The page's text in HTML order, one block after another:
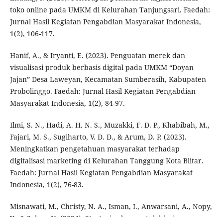
toko online pada UMKM di Kelurahan Tanjungsari. Faedah:
Jurnal Hasil Kegiatan Pengabdian Masyarakat Indonesia,
1(2), 106-117.
Hanif, A., & Iryanti, E. (2023). Penguatan merek dan
visualisasi produk berbasis digital pada UMKM “Doyan
Jajan” Desa Laweyan, Kecamatan Sumberasih, Kabupaten
Probolinggo. Faedah: Jurnal Hasil Kegiatan Pengabdian
Masyarakat Indonesia, 1(2), 84-97.
Ilmi, S. N., Hadi, A. H. N. S., Muzakki, F. D. P., Khabibah, M.,
Fajari, M. S., Sugiharto, V. D. D., & Arum, D. P. (2023).
Meningkatkan pengetahuan masyarakat terhadap
digitalisasi marketing di Kelurahan Tanggung Kota Blitar.
Faedah: Jurnal Hasil Kegiatan Pengabdian Masyarakat
Indonesia, 1(2), 76-83.
Misnawati, M., Christy, N. A., Isman, I., Anwarsani, A., Nopy,